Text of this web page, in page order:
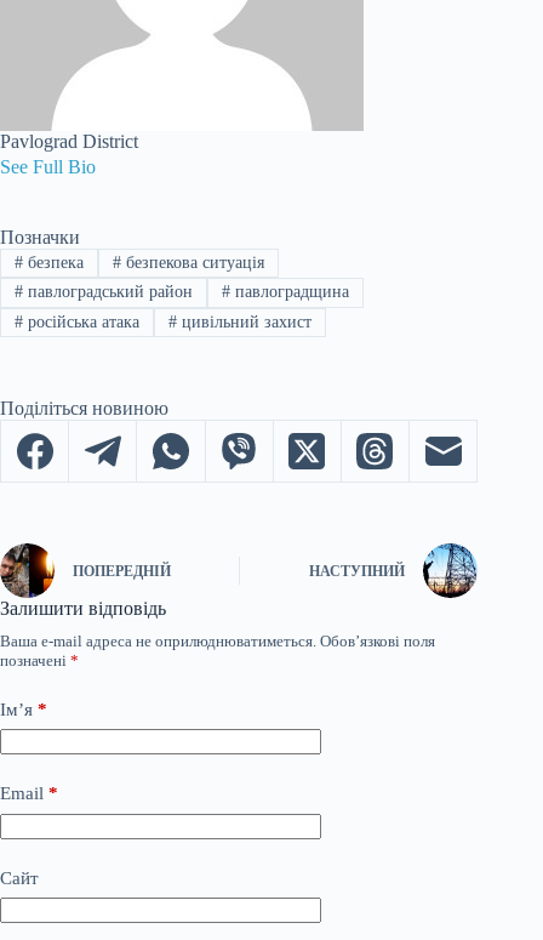
Pavlograd District
See Full Bio
Позначки
#безпека #безпекова ситуація
#павлоградський район #павлоградщина
#російська атака #цивільний захист
Поділіться новиною
ПОПЕРЕДНІЙ НАСТУПНИЙ
Залишити відповідь
Ваша e-mail адреса не оприлюднюватиметься. Обов’язкові поля
позначені *
Ім’я *
Email *
Сайт